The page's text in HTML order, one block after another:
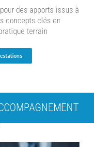
des apports issus à
concepts clés en
terrain